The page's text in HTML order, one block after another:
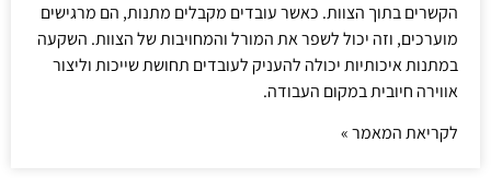
הקשרים בתוך הצוות. כאשר עובדים מקבלים מתנות, הם מרגישים
מוערכים, וזה יכול לשפר את המורל והמחויבות של הצוות. השקעה
במתנות איכותיות יכולה להעניק לעובדים תחושת שייכות וליצור
אווירה חיובית במקום העבודה.
לקריאת המאמר »